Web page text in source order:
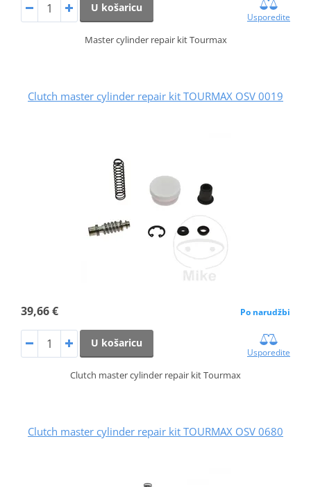
U košaricu
Usporedite
Master cylinder repair kit Tourmax
Clutch master cylinder repair kit TOURMAX OSV 0019
39,66 € Po narudžbi
U košaricu
Usporedite
Clutch master cylinder repair kit Tourmax
Clutch master cylinder repair kit TOURMAX OSV 0680